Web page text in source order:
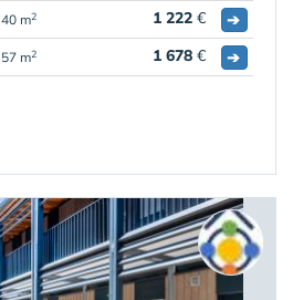
40 m2 1 222 €
➔
57 m2 1 678 € ➔